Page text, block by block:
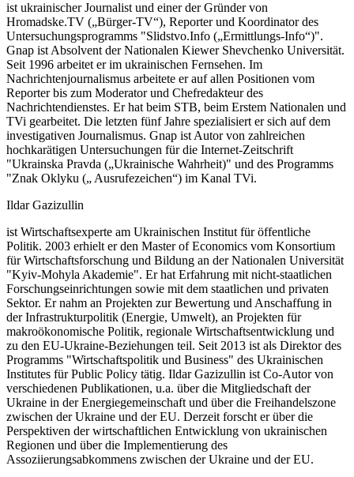
ist ukrainischer Journalist und einer der Gründer von
Hromadske.TV („Bürger-TV“), Reporter und Koordinator des
Untersuchungsprogramms "Slidstvo.Info („Ermittlungs-Info“)".
Gnap ist Absolvent der Nationalen Kiewer Shevchenko Universität.
Seit 1996 arbeitet er im ukrainischen Fernsehen. Im
Nachrichtenjournalismus arbeitete er auf allen Positionen vom
Reporter bis zum Moderator und Chefredakteur des
Nachrichtendienstes. Er hat beim STB, beim Erstem Nationalen und
TVi gearbeitet. Die letzten fünf Jahre spezialisiert er sich auf dem
investigativen Journalismus. Gnap ist Autor von zahlreichen
hochkarätigen Untersuchungen für die Internet-Zeitschrift
"Ukrainska Pravda („Ukrainische Wahrheit)" und des Programms
"Znak Oklyku („ Ausrufezeichen“) im Kanal TVi.
Ildar Gazizullin
ist Wirtschaftsexperte am Ukrainischen Institut für öffentliche
Politik. 2003 erhielt er den Master of Economics vom Konsortium
für Wirtschaftsforschung und Bildung an der Nationalen Universität
"Kyiv-Mohyla Akademie". Er hat Erfahrung mit nicht-staatlichen
Forschungseinrichtungen sowie mit dem staatlichen und privaten
Sektor. Er nahm an Projekten zur Bewertung und Anschaffung in
der Infrastrukturpolitik (Energie, Umwelt), an Projekten für
makroökonomische Politik, regionale Wirtschaftsentwicklung und
zu den EU-Ukraine-Beziehungen teil. Seit 2013 ist als Direktor des
Programms "Wirtschaftspolitik und Business" des Ukrainischen
Institutes für Public Policy tätig. Ildar Gazizullin ist Co-Autor von
verschiedenen Publikationen, u.a. über die Mitgliedschaft der
Ukraine in der Energiegemeinschaft und über die Freihandelszone
zwischen der Ukraine und der EU. Derzeit forscht er über die
Perspektiven der wirtschaftlichen Entwicklung von ukrainischen
Regionen und über die Implementierung des
Assoziierungsabkommens zwischen der Ukraine und der EU.